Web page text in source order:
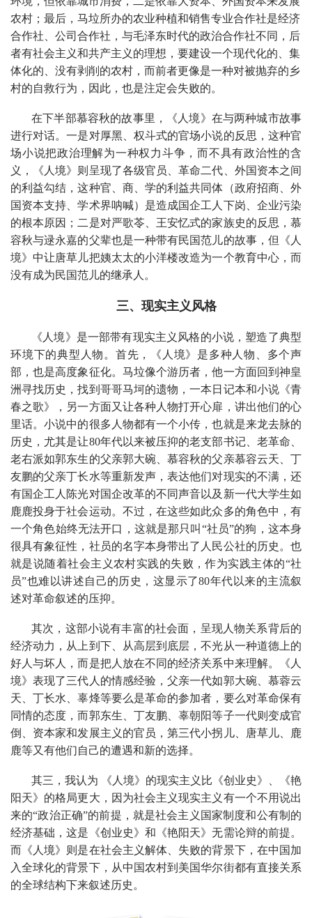
农村；最后，马垃所办的农业种植和销售专业合作社是经济
合作社、公司合作社，与毛泽东时代的政治合作社不同，后
者有社会主义和共产主义的理想，要建设一个现代化的、集
体化的、没有剥削的农村，而前者更像是一种对被抛弃的乡
村的自救行为，因此，也是注定会失败的。
在下半部慕容秋的故事里，《人境》在与两种城市故事
进行对话。一是对厚黑、权斗式的官场小说的反思，这种官
场小说把政治理解为一种权力斗争，而不具有政治性的含
义，《人境》则呈现了各级官员、革命二代、外国资本之间
的利益勾结，这种官、商、学的利益共同体（政府招商、外
国资本支持、学术界呐喊）是造成国企工人下岗、企业污染
的根本原因；二是对严歌苓、王安忆式的家族史的反思，慕
容秋与逯永嘉的父辈也是一种带有民国范儿的故事，但《人
境》中让唐草儿把姨太太的小洋楼改造为一个教育中心，而
没有成为民国范儿的继承人。
三、现实主义风格
《人境》是一部带有现实主义风格的小说，塑造了典型
环境下的典型人物。首先，《人境》是多种人物、多个声
部，也是高度象征化。马垃像个游历者，他一方面回到神皇
洲寻找历史，找到哥哥马坷的遗物，一本日记本和小说《青
春之歌》，另一方面又让各种人物打开心扉，讲出他们的心
里话。小说中的很多人物都有一个小传，也就是来龙去脉的
历史，尤其是让80年代以来被压抑的老支部书记、老革命、
老右派如郭东生的父亲郭大碗、慕容秋的父亲慕容云天、丁
友鹏的父亲丁长水等重新发声，表达他们对现实的不满，还
有国企工人陈光对国企改革的不同声音以及新一代大学生如
鹿鹿投身于社会运动。不过，在这些如此众多的角色中，有
一个角色始终无法开口，这就是那只叫“社员”的狗，这本身
很具有象征性，社员的名字本身带出了人民公社的历史。也
就是说随着社会主义农村实践的失败，作为实践主体的“社
员”也难以讲述自己的历史，这显示了80年代以来的主流叙
述对革命叙述的压抑。
其次，这部小说有丰富的社会面，呈现人物关系背后的
经济动力，从上到下、从高层到底层，不光从一种道德上的
好人与坏人，而是把人放在不同的经济关系中来理解。《人
境》表现了三代人的情感经验，父亲一代如郭大碗、慕蓉云
天、丁长水、辜烽等要么是革命的参加者，要么对革命保有
同情的态度，而郭东生、丁友鹏、辜朝阳等子一代则变成官
倒、资本家和发展主义的官员，第三代小拐儿、唐草儿、鹿
鹿等又有他们自己的遭遇和新的选择。
其三，我认为 《人境》的现实主义比《创业史》、《艳
阳天》的格局更大，因为社会主义现实主义有一个不用说出
来的“政治正确”的前提，就是社会主义国家制度和公有制的
经济基础，这是《创业史》和《艳阳天》无需论辩的前提。
而《人境》则是在社会主义解体、失败的背景下，在中国加
入全球化的背景下，从中国农村到美国华尔街都有直接关系
的全球结构下来叙述历史。